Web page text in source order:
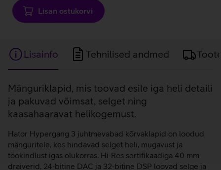
Lisan ostukorvi
Lisainfo Tehnilised andmed
Lisainfo
Mänguriklapid, mis toovad esile iga heli detaili
ja pakuvad võimsat, selget ning
kaasahaaravat helikogemust.
Hator Hypergang 3 juhtmevabad kõrvaklapid on loodud
mänguritele, kes hindavad selget heli, mugavust ja
töökindlust igas olukorras. Hi‑Res sertifikaadiga 40 mm
draiverid, 24‑bitine DAC ja 32‑bitine DSP loovad selge ja